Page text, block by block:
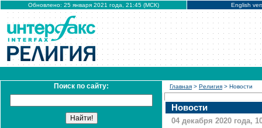
Обновлено: 25 января 2021 года, 21:45 (МСК) English
Поиск по сайту: Главная > Религия > Новости
Новости
04 декабря 2020 года,